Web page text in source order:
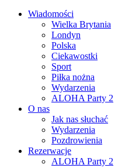
Wiadomości
Wielka Brytania
Londyn
Polska
Ciekawostki
Sport
Piłka nożna
Wydarzenia
ALOHA Party 2
O nas
Jak nas słuchać
Wydarzenia
Pozdrowienia
Rezerwacje
ALOHA Party 2